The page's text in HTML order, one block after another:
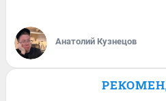
Анатолий Кузнецов